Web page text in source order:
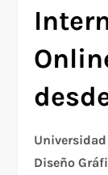
Diseño